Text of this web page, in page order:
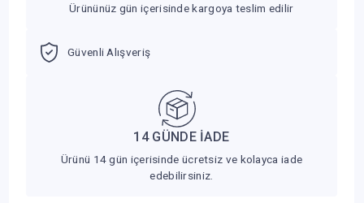
Ürününüz gün içerisinde kargoya teslim edilir
Güvenli Alışveriş
14 GÜNDE İADE
Ürünü 14 gün içerisinde ücretsiz ve kolayca iade
edebilirsiniz.